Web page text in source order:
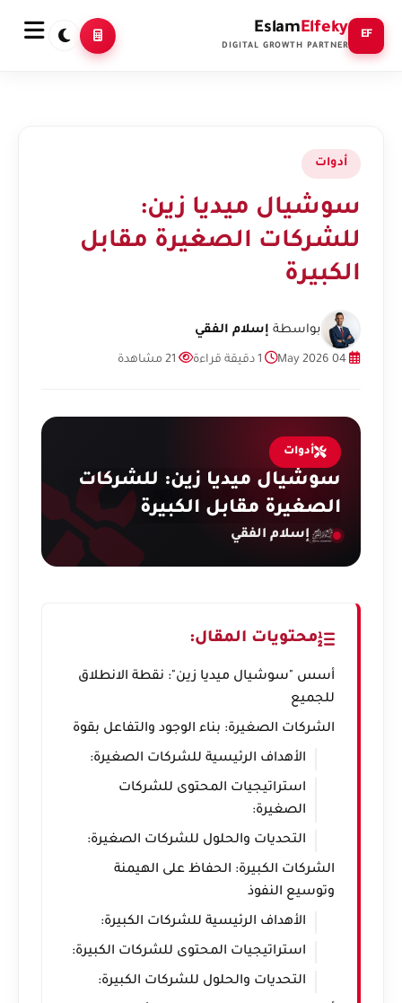
EF
EslamElfeky
DIGITAL GROWTH PARTNER
أدوات
سوشيال ميديا زين:
للشركات الصغيرة مقابل
الكبيرة
بواسطة إسلام الفقي
أدوات
سوشيال ميديا زين: للشركات
الصغيرة مقابل الكبيرة
إسلام الفقي
محتويات المقال:
أسس "سوشيال ميديا زين": نقطة الانطلاق
للجميع
الشركات الصغيرة: بناء الوجود والتفاعل بقوة
الأهداف الرئيسية للشركات الصغيرة:
استراتيجيات المحتوى للشركات
الصغيرة:
التحديات والحلول للشركات الصغيرة:
الشركات الكبيرة: الحفاظ على الهيمنة
وتوسيع النفوذ
الأهداف الرئيسية للشركات الكبيرة:
استراتيجيات المحتوى للشركات الكبيرة:
التحديات والحلول للشركات الكبيرة: